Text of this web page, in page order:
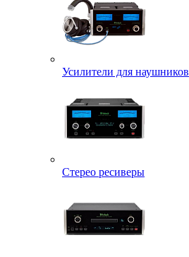
Усилители для наушников
Стерео ресиверы